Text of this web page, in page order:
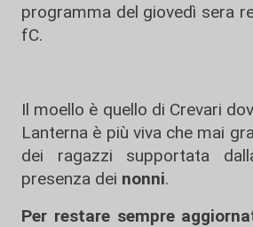
programma del giovedì sera
fC.
Il moello è quello di Crevari
Lanterna è più viva che mai
dei ragazzi supportata
presenza dei nonni.
Per restare sempre